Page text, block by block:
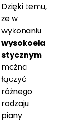
Dzięki temu,
że w
wykonaniu
wysokoela
stycznym
można
łączyć
różnego
rodzaju
piany